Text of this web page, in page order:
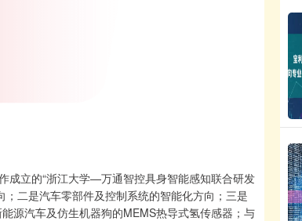
成立的“浙江大学—万通智控具身智能感知联合研发
二是汽车零部件及控制系统的智能化方向；三是
源汽车及仿生机器狗的MEMS热导式氢传感器；与